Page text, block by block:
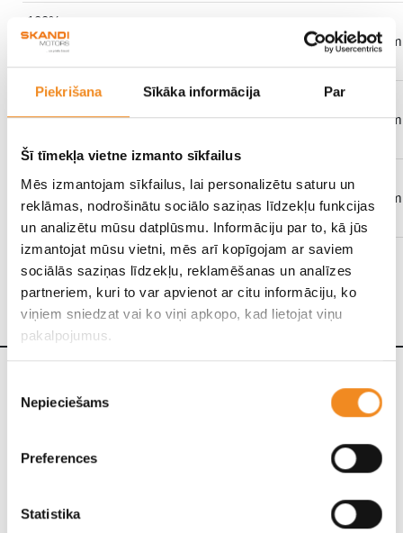
Piekrišana Sīkāka informācija Par
Šī tīmekļa vietne izmanto sīkfailus
Mēs izmantojam sīkfailus, lai personalizētu saturu un
reklāmas, nodrošinātu sociālo saziņas līdzekļu funkcijas
un analizētu mūsu datplūsmu. Informāciju par to, kā jūs
izmantojat mūsu vietni, mēs arī kopīgojam ar saviem
sociālās saziņas līdzekļu, reklamēšanas un analīzes
partneriem, kuri to var apvienot ar citu informāciju, ko
viņiem sniedzat vai ko viņi apkopo, kad lietojat viņu
pakalpojumus.
izvēle
Nepieciešams
Preferences
Statistika
100%
elektrisks
Līdz 513 km
100%
elektrisks
Automātiskā 4WD Līdz 507 km
100%
elektrisks
(87 kWh)
NISMO Automātiskā 4WD Līdz 417 km
*Automobiļu skaits ir ierobežots (tikai noliktavā esošie automobiļi).